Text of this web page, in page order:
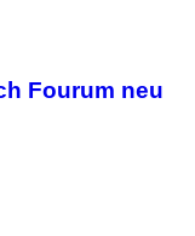
Fourum neu